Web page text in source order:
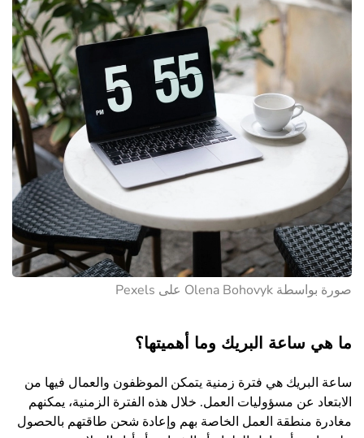
صورة بواسطة Olena Bohovyk على Pexels
ما هي ساعة البريك وما أهميتها؟
ساعة البريك هي فترة زمنية يتمكن الموظفون والعمال فيها من
الابتعاد عن مسؤوليات العمل. خلال هذه الفترة الزمنية، يمكنهم
مغادرة منطقة العمل الخاصة بهم وإعادة شحن طاقتهم بالحصول